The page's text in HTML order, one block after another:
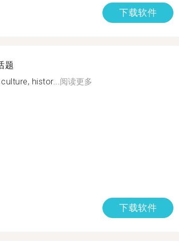
下载软件
题
histor...阅读更多
下载软件